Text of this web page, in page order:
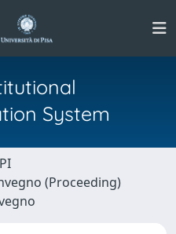
System
(Proceeding)